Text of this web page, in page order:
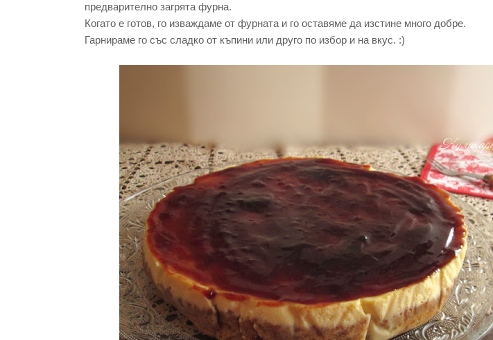
предварително загрята фурна.
Когато е готов, го изваждаме от фурната и го оставяме да изстине много добре.
Гарнираме го със сладко от къпини или друго по избор и на вкус. :)